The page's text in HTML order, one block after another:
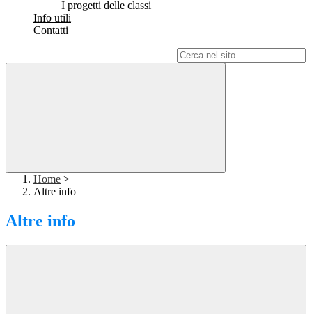
I progetti delle classi
Info utili
Contatti
Home >
Altre info
Altre info